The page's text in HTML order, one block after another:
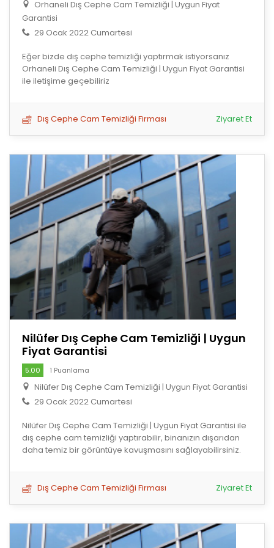
Orhaneli Dış Cephe Cam Temizliği | Uygun Fiyat
Garantisi
29 Ocak 2022 Cumartesi
Eğer bizde dış cephe temizliği yaptırmak istiyorsanız
Orhaneli Dış Cephe Cam Temizliği | Uygun Fiyat Garantisi
ile iletişime geçebiliriz
Dış Cephe Cam Temizliği Firması Ziyaret Et
Nilüfer Dış Cephe Cam Temizliği | Uygun
Fiyat Garantisi
5.00 1 Puanlama
Nilüfer Dış Cephe Cam Temizliği | Uygun Fiyat Garantisi
29 Ocak 2022 Cumartesi
Nilüfer Dış Cephe Cam Temizliği | Uygun Fiyat Garantisi ile
dış cephe cam temizliği yaptırabilir, binanızın dışarıdan
daha temiz bir görüntüye kavuşmasını sağlayabilirsiniz.
Dış Cephe Cam Temizliği Firması Ziyaret Et